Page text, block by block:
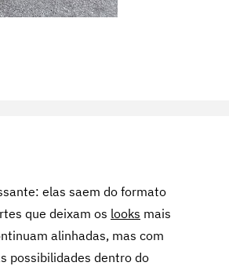
elas saem do formato
que deixam os looks mais
alinhadas, mas com
possibilidades dentro do